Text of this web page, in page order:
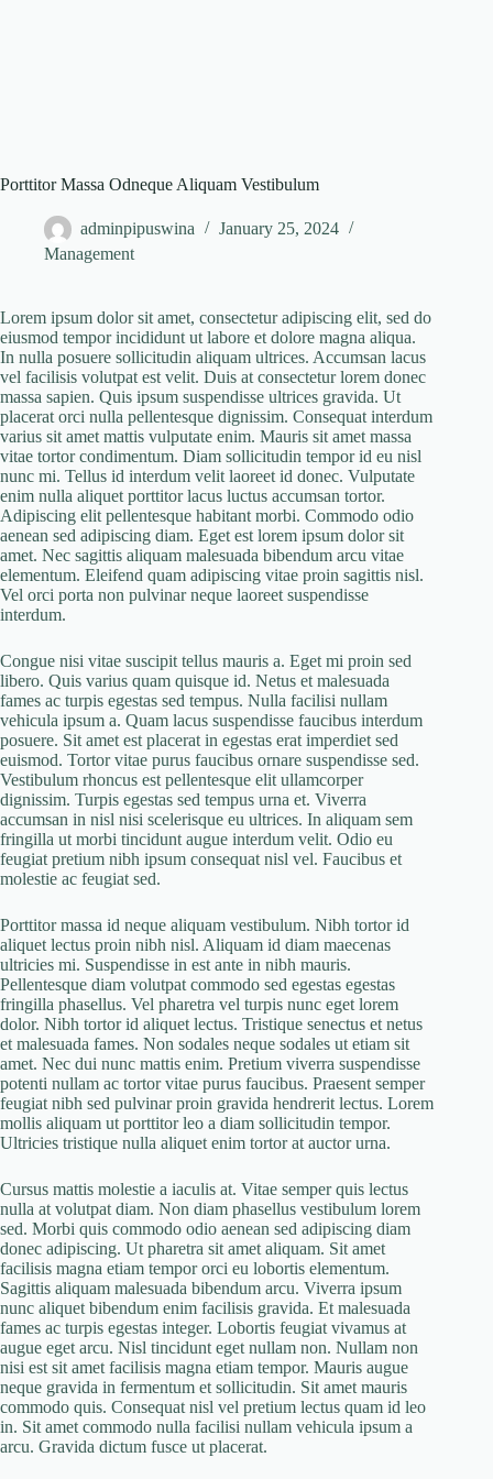
Porttitor Massa Odneque Aliquam Vestibulum
adminpipuswina
January 25, 2024
Management
Lorem ipsum dolor sit amet, consectetur adipiscing elit, sed do
eiusmod tempor incididunt ut labore et dolore magna aliqua.
In nulla posuere sollicitudin aliquam ultrices. Accumsan lacus
vel facilisis volutpat est velit. Duis at consectetur lorem donec
massa sapien. Quis ipsum suspendisse ultrices gravida. Ut
placerat orci nulla pellentesque dignissim. Consequat interdum
varius sit amet mattis vulputate enim. Mauris sit amet massa
vitae tortor condimentum. Diam sollicitudin tempor id eu nisl
nunc mi. Tellus id interdum velit laoreet id donec. Vulputate
enim nulla aliquet porttitor lacus luctus accumsan tortor.
Adipiscing elit pellentesque habitant morbi. Commodo odio
aenean sed adipiscing diam. Eget est lorem ipsum dolor sit
amet. Nec sagittis aliquam malesuada bibendum arcu vitae
elementum. Eleifend quam adipiscing vitae proin sagittis nisl.
Vel orci porta non pulvinar neque laoreet suspendisse
interdum.
Congue nisi vitae suscipit tellus mauris a. Eget mi proin sed
libero. Quis varius quam quisque id. Netus et malesuada
fames ac turpis egestas sed tempus. Nulla facilisi nullam
vehicula ipsum a. Quam lacus suspendisse faucibus interdum
posuere. Sit amet est placerat in egestas erat imperdiet sed
euismod. Tortor vitae purus faucibus ornare suspendisse sed.
Vestibulum rhoncus est pellentesque elit ullamcorper
dignissim. Turpis egestas sed tempus urna et. Viverra
accumsan in nisl nisi scelerisque eu ultrices. In aliquam sem
fringilla ut morbi tincidunt augue interdum velit. Odio eu
feugiat pretium nibh ipsum consequat nisl vel. Faucibus et
molestie ac feugiat sed.
Porttitor massa id neque aliquam vestibulum. Nibh tortor id
aliquet lectus proin nibh nisl. Aliquam id diam maecenas
ultricies mi. Suspendisse in est ante in nibh mauris.
Pellentesque diam volutpat commodo sed egestas egestas
fringilla phasellus. Vel pharetra vel turpis nunc eget lorem
dolor. Nibh tortor id aliquet lectus. Tristique senectus et netus
et malesuada fames. Non sodales neque sodales ut etiam sit
amet. Nec dui nunc mattis enim. Pretium viverra suspendisse
potenti nullam ac tortor vitae purus faucibus. Praesent semper
feugiat nibh sed pulvinar proin gravida hendrerit lectus. Lorem
mollis aliquam ut porttitor leo a diam sollicitudin tempor.
Ultricies tristique nulla aliquet enim tortor at auctor urna.
Cursus mattis molestie a iaculis at. Vitae semper quis lectus
nulla at volutpat diam. Non diam phasellus vestibulum lorem
sed. Morbi quis commodo odio aenean sed adipiscing diam
donec adipiscing. Ut pharetra sit amet aliquam. Sit amet
facilisis magna etiam tempor orci eu lobortis elementum.
Sagittis aliquam malesuada bibendum arcu. Viverra ipsum
nunc aliquet bibendum enim facilisis gravida. Et malesuada
fames ac turpis egestas integer. Lobortis feugiat vivamus at
augue eget arcu. Nisl tincidunt eget nullam non. Nullam non
nisi est sit amet facilisis magna etiam tempor. Mauris augue
neque gravida in fermentum et sollicitudin. Sit amet mauris
commodo quis. Consequat nisl vel pretium lectus quam id leo
in. Sit amet commodo nulla facilisi nullam vehicula ipsum a
arcu. Gravida dictum fusce ut placerat.